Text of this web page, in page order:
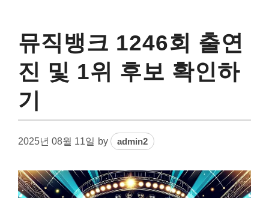
뮤직뱅크 1246회 출연
진 및 1위 후보 확인하
기
2025년 08월 11일 by admin2